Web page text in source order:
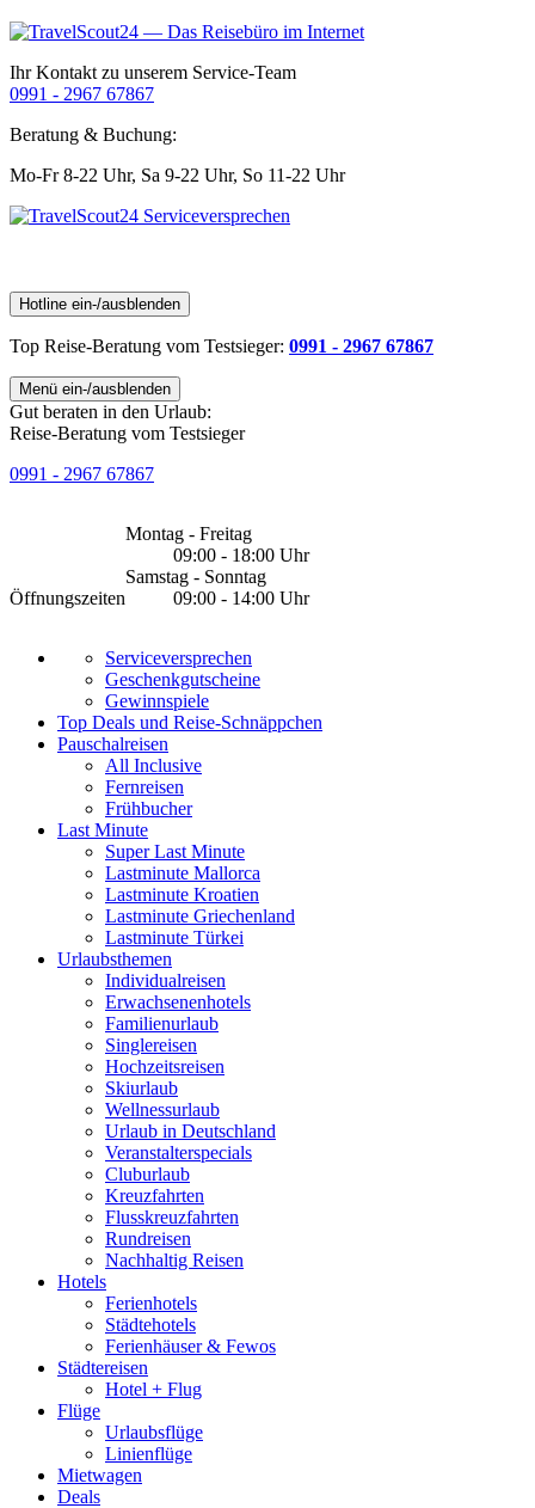
Ihr Kontakt zu unserem Service-Team
0991 - 2967 67867
Beratung & Buchung:
Mo-Fr 8-22 Uhr, Sa 9-22 Uhr, So 11-22 Uhr
Hotline ein-/ausblenden
Top Reise-Beratung vom Testsieger: 0991 - 2967 67867
Menü ein-/ausblenden
Gut beraten in den Urlaub:
Reise-Beratung vom Testsieger
0991 - 2967 67867
Öffnungszeiten
Montag - Freitag
09:00 - 18:00 Uhr
Samstag - Sonntag
09:00 - 14:00 Uhr
Serviceversprechen
Geschenkgutscheine
Gewinnspiele
Top Deals und Reise-Schnäppchen
Pauschalreisen
All Inclusive
Fernreisen
Frühbucher
Last Minute
Super Last Minute
Lastminute Mallorca
Lastminute Kroatien
Lastminute Griechenland
Lastminute Türkei
Urlaubsthemen
Individualreisen
Erwachsenenhotels
Familienurlaub
Singlereisen
Hochzeitsreisen
Skiurlaub
Wellnessurlaub
Urlaub in Deutschland
Veranstalterspecials
Cluburlaub
Kreuzfahrten
Flusskreuzfahrten
Rundreisen
Nachhaltig Reisen
Hotels
Ferienhotels
Städtehotels
Ferienhäuser & Fewos
Städtereisen
Hotel + Flug
Flüge
Urlaubsflüge
Linienflüge
Mietwagen
Deals